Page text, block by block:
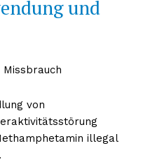
und
Missbrauch
von
illegal